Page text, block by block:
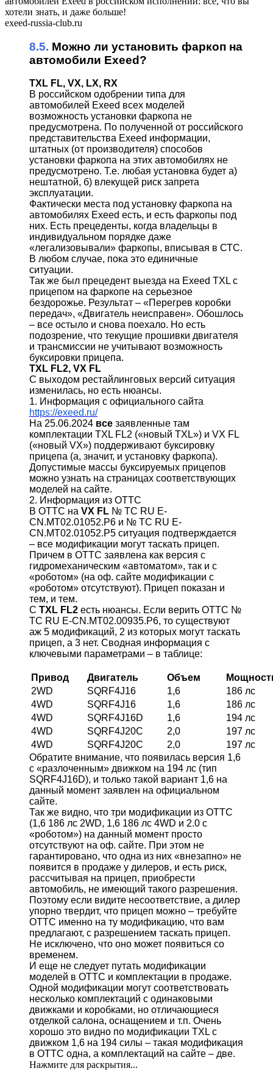
хотели знать, и даже больше!
exeed-russia-club.ru
8.5. Можно ли установить фаркоп на
автомобили Exeed?
TXL FL, VX, LX, RX
В российском одобрении типа для
автомобилей Exeed всех моделей
возможность установки фаркопа не
предусмотрена. По полученной от российского
представительства Exeed информации,
штатных (от производителя) способов
установки фаркопа на этих автомобилях не
предусмотрено. Т.е. любая установка будет а)
нештатной, б) влекущей риск запрета
эксплуатации.
Фактически места под установку фаркопа на
автомобилях Exeed есть, и есть фаркопы под
них. Есть прецеденты, когда владельцы в
индивидуальном порядке даже
«легализовывали» фаркопы, вписывая в СТС.
В любом случае, пока это единичные
ситуации.
Так же был прецедент выезда на Exeed TXL с
прицепом на фаркопе на серьезное
бездорожье. Результат – «Перегрев коробки
передач», «Двигатель неисправен». Обошлось
– все остыло и снова поехало. Но есть
подозрение, что текущие прошивки двигателя
и трансмиссии не учитывают возможность
буксировки прицепа.
TXL FL2, VX FL
С выходом рестайлинговых версий ситуация
изменилась, но есть нюансы.
1. Информация с официального сайта
https://exeed.ru/
На 25.06.2024 все заявленные там
комплектации TXL FL2 («новый TXL») и VX FL
(«новый VX») поддерживают буксировку
прицепа (а, значит, и установку фаркопа).
Допустимые массы буксируемых прицепов
можно узнать на страницах соответствующих
моделей на сайте.
2. Информация из ОТТС
В ОТТС на VX FL № ТС RU Е-
CN.МТ02.01052.Р6 и № ТС RU Е-
CN.МТ02.01052.Р5 ситуация подтверждается
– все модификации могут таскать прицеп.
Причем в ОТТС заявлена как версия с
гидромеханическим «автоматом», так и с
«роботом» (на оф. сайте модификации с
«роботом» отсутствуют). Прицеп показан и
тем, и тем.
С TXL FL2 есть нюансы. Если верить ОТТС №
ТС RU Е-CN.МТ02.00935.Р6, то существуют
аж 5 модификаций, 2 из которых могут таскать
прицеп, а 3 нет. Сводная информация с
ключевыми параметрами – в таблице:
Привод Двигатель Объем
2WD
SQRF4J16 1,6
186 лс
4WD
SQRF4J16 1,6
186 лс
4WD
SQRF4J16D 1,6
194 лс
4WD
SQRF4J20С 2,0
197 лс
4WD
SQRF4J20С 2,0
197 лс
Обратите внимание, что появилась версия 1,6
с «разлоченным» движком на 194 лс (тип
SQRF4J16D), и только такой вариант 1,6 на
данный момент заявлен на официальном
сайте.
Так же видно, что три модификации из ОТТС
(1,6 186 лс 2WD, 1,6 186 лс 4WD и 2.0 с
«роботом») на данный момент просто
отсутствуют на оф. сайте. При этом не
гарантировано, что одна из них «внезапно» не
появится в продаже у дилеров, и есть риск,
рассчитывая на прицеп, приобрести
автомобиль, не имеющий такого разрешения.
Поэтому если видите несоответствие, а дилер
упорно твердит, что прицеп можно – требуйте
ОТТС именно на ту модификацию, что вам
предлагают, с разрешением таскать прицеп.
Не исключено, что оно может появиться со
временем.
И еще не следует путать модификации
моделей в ОТТС и комплектации в продаже.
Одной модификации могут соответствовать
несколько комплектаций с одинаковыми
движками и коробками, но отличающиеся
отделкой салона, оснащением и т.п. Очень
хорошо это видно по модификации TXL с
движком 1,6 на 194 силы – такая модификация
в ОТТС одна, а комплектаций на сайте – две.
Нажмите для раскрытия...